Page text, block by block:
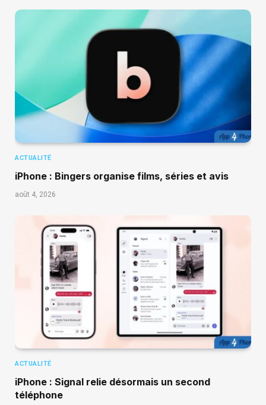
ACTUALITÉ
iPhone : Bingers organise films, séries et avis
août 4, 2026
ACTUALITÉ
iPhone : Signal relie désormais un second
téléphone